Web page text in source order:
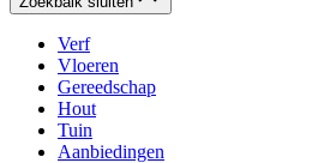
Verf
Vloeren
Gereedschap
Hout
Tuin
Aanbiedingen